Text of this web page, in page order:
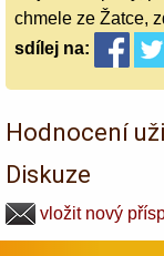
chmele ze Žatce,
sdílej na:
Hodnocení
Diskuze
vložit nový